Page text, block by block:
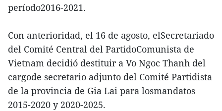
período2016-2021.
Con anterioridad, el 16 de agosto, elSecretariado
del Comité Central del PartidoComunista de
Vietnam decidió destituir a Vo Ngoc Thanh del
cargode secretario adjunto del Comité Partidista
de la provincia de Gia Lai para losmandatos
2015-2020 y 2020-2025.